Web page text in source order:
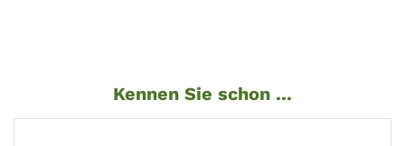
Kennen Sie schon ...